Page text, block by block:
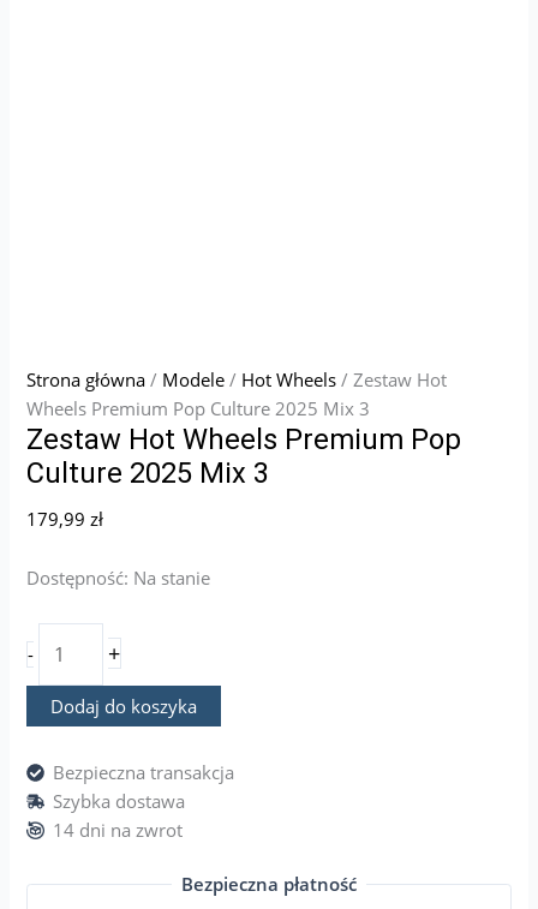
Strona główna / Modele / Hot Wheels / Zestaw Hot
Wheels Premium Pop Culture 2025 Mix 3
Zestaw Hot Wheels Premium Pop
Culture 2025 Mix 3
179,99zł
Dostępność: Na stanie
- +
Dodaj do koszyka
Bezpieczna transakcja
Szybka dostawa
14 dni na zwrot
Bezpieczna płatność